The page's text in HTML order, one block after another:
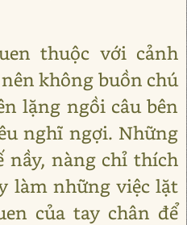
thuộc với cảnh
không buồn chú
lặng ngồi câu bên
nghĩ ngợi. Những
nầy, nàng chỉ thích
làm những việc lặt
của tay chân để